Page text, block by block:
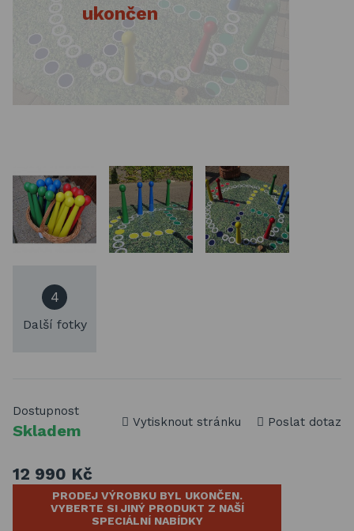
ÚVOD
VŠE O NÁKUPU
REALIZACE V ČR
BLOG
KONTAKT
ukončen
4
Další fotky
Dostupnost
Skladem Vytisknout stránku Poslat dotaz
12 990 Kč
PRODEJ VÝROBKU BYL UKONČEN.
VYBERTE SI JINÝ PRODUKT Z NAŠÍ
SPECIÁLNÍ NABÍDKY